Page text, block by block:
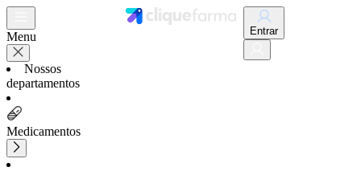
Menu
Nossos
departamentos
Medicamentos
Entrar